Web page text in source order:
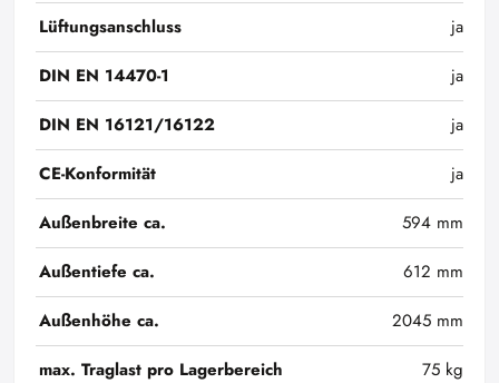
Lüftungsanschluss
ja
DIN EN 14470-1
ja
DIN EN 16121/16122
ja
CE-Konformität
ja
Außenbreite ca.
594 mm
Außentiefe ca.
612 mm
Außenhöhe ca.
2045 mm
max. Traglast pro Lagerbereich
75 kg